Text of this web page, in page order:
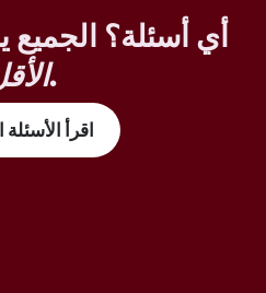
أي أسئلة؟ الجميع
.
اقرأ